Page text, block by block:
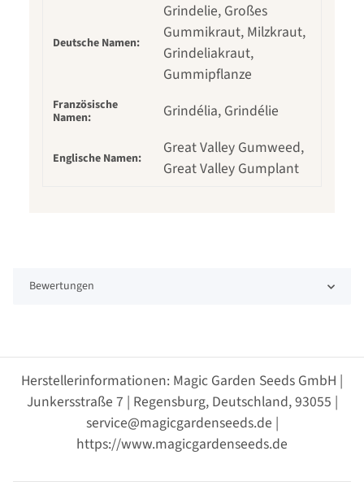
Deutsche Namen:
Grindelie, Großes
Gummikraut, Milzkraut,
Grindeliakraut,
Gummipflanze
Französische
Namen:
Grindélia, Grindélie
Englische Namen:
Great Valley Gumweed,
Great Valley Gumplant
Bewertungen
Herstellerinformationen: Magic Garden Seeds GmbH |
Junkersstraße 7 | Regensburg, Deutschland, 93055 |
service@magicgardenseeds.de |
https://www.magicgardenseeds.de